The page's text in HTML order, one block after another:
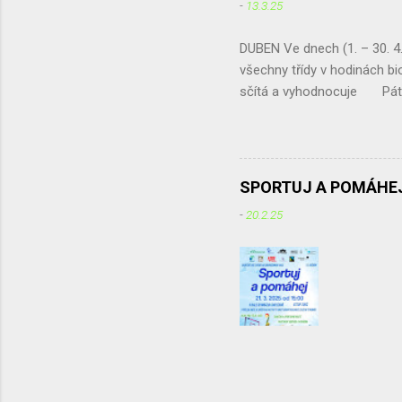
- 13.3.25
DUBEN Ve dnech (1. –
všechny třídy v hodinách
sčítá a vyhodnocuje
exkurze - projekt „ Čistou
Irena
SPORTUJ A
-20.2.25